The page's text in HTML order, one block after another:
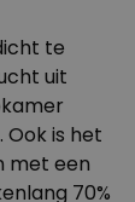
te
uit
is het
met een
70%